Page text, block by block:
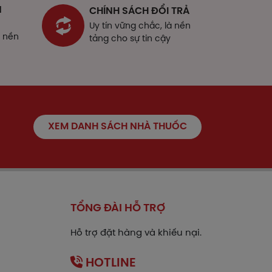
tính, giảm tiểu cầu và giảm toàn thể
trẻ em khi:
nào của thuốc.
nền
CHÍNH SÁCH ĐỔI TRẢ
Uy tín vững chắc, là nền
tảng cho sự tin cậy
XEM DANH SÁCH NHÀ THUỐC
TỔNG ĐÀI HỖ TRỢ
Hỗ trợ đặt hàng và khiếu nại.
HOTLINE